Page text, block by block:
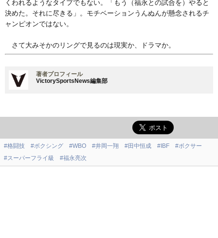
くわれるようなタイプでもない。「もう（福永との試合を）やると
決めた。それに尽きる」。モチベーションうんぬんが懸念されるチ
ャンピオンではない。
さて大みそかのリングで見るのは現実か、ドラマか。
著者プロフィール
VictorySportsNews編集部
#格闘技 #ボクシング #WBO #井岡一翔 #田中恒成 #IBF
#ボクサー
#スーパーフライ級
#福永亮次